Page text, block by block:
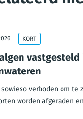
KORT
vastgesteld
verboden om te
worden afgeraden